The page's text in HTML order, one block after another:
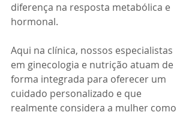
diferença na resposta metabólica e
hormonal.
Aqui na clínica, nossos especialistas
em ginecologia e nutrição atuam de
forma integrada para oferecer um
cuidado personalizado e que
realmente considera a mulher como